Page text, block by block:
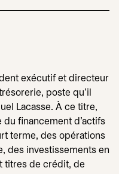
exécutif et directeur
poste qu’il
Lacasse. À ce titre,
financement d’actifs
terme, des opérations
des investissements en
titres de crédit, de